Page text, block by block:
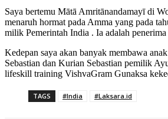
Saya bertemu Mātā Amritānandamayī di
menaruh hormat pada Amma yang pada
milik Pemerintah India . Ia adalah
Kedepan saya akan banyak membawa
Sebastian dan Kurian Sebastian pemilik
lifeskill training VishvaGram Gunaksa
TAGS #India #Laksara.id